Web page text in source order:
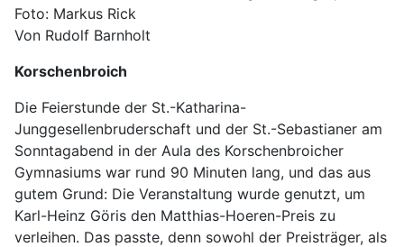
Foto: Markus Rick
Von Rudolf Barnholt
Korschenbroich
Die Feierstunde der St.-Katharina-
Junggesellenbruderschaft und der St.-Sebastianer am
Sonntagabend in der Aula des Korschenbroicher
Gymnasiums war rund 90 Minuten lang, und das aus
gutem Grund: Die Veranstaltung wurde genutzt, um
Karl-Heinz Göris den Matthias-Hoeren-Preis zu
verleihen. Das passte, denn sowohl der Preisträger, als